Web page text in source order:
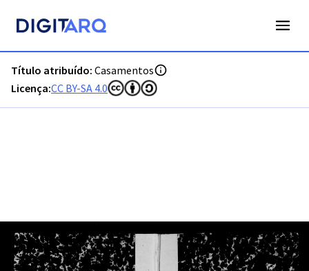
Título atribuído: Casamentos
Licença:CC BY-SA 4.0